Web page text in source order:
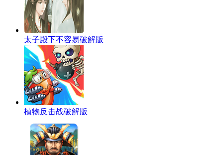
太子殿下不容易破解版
植物反击战破解版